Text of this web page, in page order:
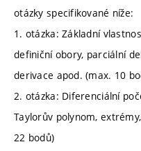
otázky specifikované níže:
1. otázka: Základní
definiční obory, parciální
derivace apod. (max. 10
2. otázka: Diferenciální
Taylorův polynom,
22 bodů)